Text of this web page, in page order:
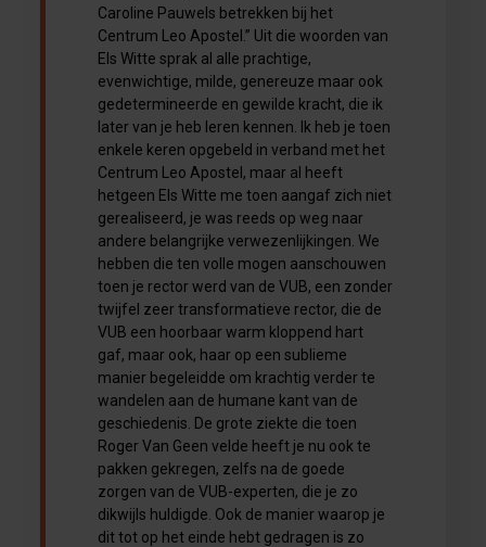
Caroline Pauwels betrekken bij het
Centrum Leo Apostel.” Uit die woorden van
Els Witte sprak al alle prachtige,
evenwichtige, milde, genereuze maar ook
gedetermineerde en gewilde kracht, die ik
later van je heb leren kennen. Ik heb je toen
enkele keren opgebeld in verband met het
Centrum Leo Apostel, maar al heeft
hetgeen Els Witte me toen aangaf zich niet
gerealiseerd, je was reeds op weg naar
andere belangrijke verwezenlijkingen. We
hebben die ten volle mogen aanschouwen
toen je rector werd van de VUB, een zonder
twijfel zeer transformatieve rector, die de
VUB een hoorbaar warm kloppend hart
gaf, maar ook, haar op een sublieme
manier begeleidde om krachtig verder te
wandelen aan de humane kant van de
geschiedenis. De grote ziekte die toen
Roger Van Geen velde heeft je nu ook te
pakken gekregen, zelfs na de goede
zorgen van de VUB-experten, die je zo
dikwijls huldigde. Ook de manier waarop je
dit tot op het einde hebt gedragen is zo